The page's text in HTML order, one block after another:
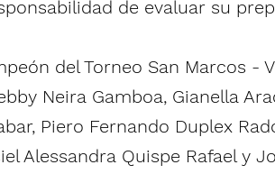
de evaluar su
del Torneo San Marcos -
Neira Gamboa, Gianella
Piero Fernando Duplex
Alessandra Quispe Rafael y